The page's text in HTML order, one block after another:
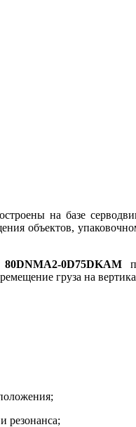
на базе
объектов,
80DNMA2-0D75DKAM
груза на
резонанса;